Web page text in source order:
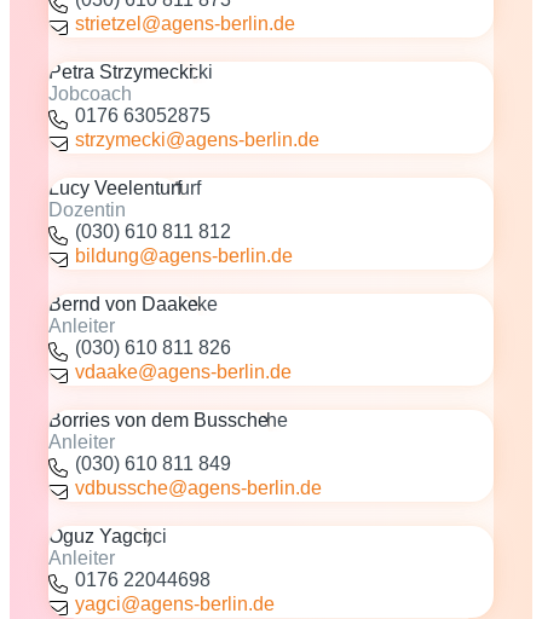
strietzel@agens-berlin.de
Petra Strzymecki
Jobcoach
0176 63052875
strzymecki@agens-berlin.de
Lucy Veelenturf
Dozentin
(030) 610 811 812
bildung@agens-berlin.de
Bernd von Daake
Anleiter
(030) 610 811 826
vdaake@agens-berlin.de
Borries von dem Bussche
Anleiter
(030) 610 811 849
vdbussche@agens-berlin.de
Oguz Yagci
Anleiter
0176 22044698
yagci@agens-berlin.de